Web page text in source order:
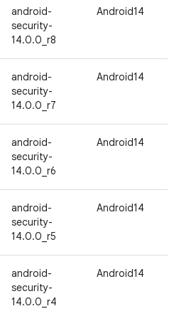
android-
security-
14.0.0_r8
Android14
android-
security-
14.0.0_r7
Android14
android-
security-
14.0.0_r6
Android14
android-
security-
14.0.0_r5
Android14
android-
security-
14.0.0_r4
Android14